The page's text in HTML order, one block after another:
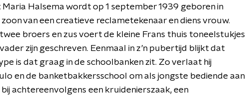
Maria Halsema wordt op 1 september 1939 geboren in
van een creatieve reclametekenaar en diens vrouw.
broers en zus voert de kleine Frans thuis toneelstukjes
zijn geschreven. Eenmaal in z’n pubertijd blijkt dat
is dat graag in de schoolbanken zit. Zo verlaat hij
en de banketbakkersschool om als jongste bediende aan
achtereenvolgens een kruidenierszaak, een